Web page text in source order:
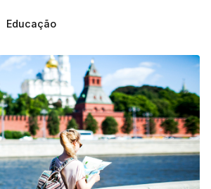
Educação